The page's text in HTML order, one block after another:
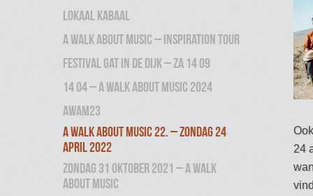
Lokaal Kabaal
A Walk About Music – inspiration tour
Festival Gat in de Dijk – ZA 14 09
14 04 – A Walk About Music 2024
AWAM23
A Walk About Music 22. – zondag 24
april 2022
zondag 31 oktober 2021 – A Walk
About Music
24